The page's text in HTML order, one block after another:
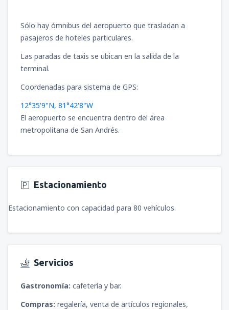
Sólo hay ómnibus del aeropuerto que trasladan a
pasajeros de hoteles particulares.
Las paradas de taxis se ubican en la salida de la
terminal.
Coordenadas para sistema de GPS:
12°35'9"N, 81°42'8"W
El aeropuerto se encuentra dentro del área
metropolitana de San Andrés.
Estacionamiento
Estacionamiento con capacidad para 80 vehículos.
Servicios
Gastronomía: cafetería y bar.
Compras: regalería, venta de artículos regionales,